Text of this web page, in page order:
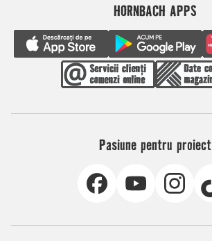
HORNBACH APPS
Pasiune pentru proiect